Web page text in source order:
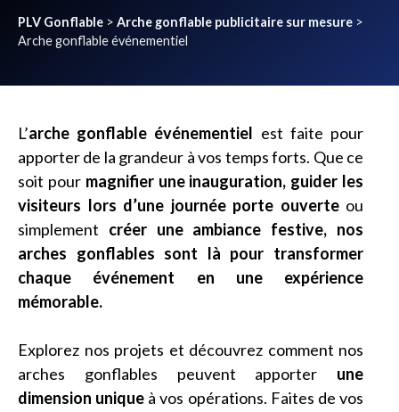
PLV Gonflable > Arche gonflable publicitaire sur mesure >
Arche gonflable événementiel
L’arche gonflable événementiel est faite pour
apporter de la grandeur à vos temps forts. Que ce
soit pourmagnifier une inauguration, guider les
visiteurs lors d’une journée porte ouverte ou
simplement créer une ambiance festive, nos
arches gonflables sont là pour transformer
chaque événement en une expérience
mémorable.
Explorez nos projets et découvrez comment nos
arches gonflables peuvent apporter une
dimension unique à vos opérations. Faites de vos